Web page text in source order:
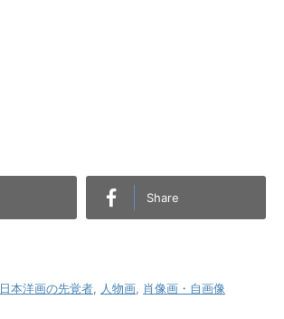
Share
日本洋画の先覚者 人物画 肖像画・自画像